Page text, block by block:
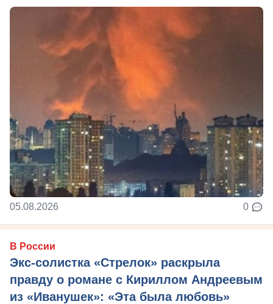
05.08.2026 0
В России
Экс-солистка «Стрелок» раскрыла
правду о романе с Кириллом Андреевым
из «Иванушек»: «Эта была любовь»